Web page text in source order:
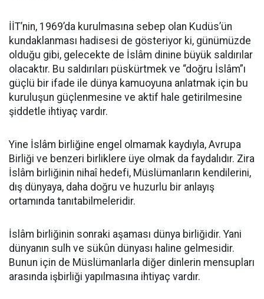
İİT’nin, 1969’da kurulmasına sebep olan Kudüs’ün
kundaklanması hadisesi de gösteriyor ki, günümüzde
olduğu gibi, gelecekte de İslâm dinine büyük saldırılar
olacaktır. Bu saldırıları püskürtmek ve “doğru İslâm”ı
güçlü bir ifade ile dünya kamuoyuna anlatmak için bu
kuruluşun güçlenmesine ve aktif hale getirilmesine
şiddetle ihtiyaç vardır.
Yine İslâm birliğine engel olmamak kaydıyla, Avrupa
Birliği ve benzeri birliklere üye olmak da faydalıdır. Zira
İslâm birliğinin nihaî hedefi, Müslümanların kendilerini,
dış dünyaya, daha doğru ve huzurlu bir anlayış
ortamında tanıtabilmeleridir.
İslâm birliğinin sonraki aşaması dünya birliğidir. Yani
dünyanın sulh ve sükûn dünyası haline gelmesidir.
Bunun için de Müslümanlarla diğer dinlerin mensupları
arasında işbirliği yapılmasına ihtiyaç vardır.